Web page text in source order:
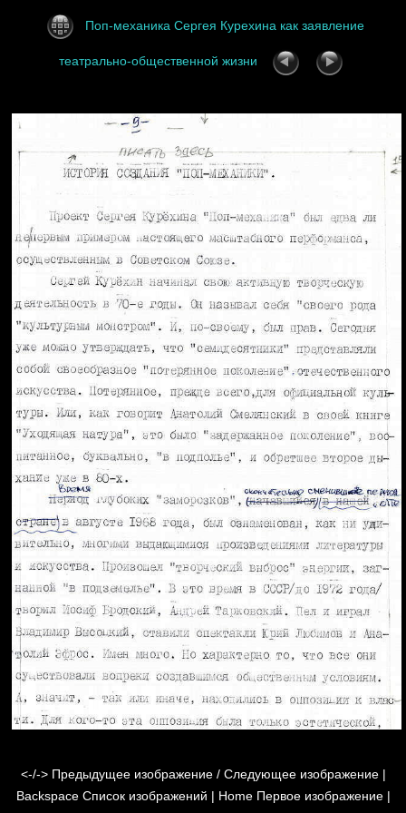
Поп-механика Сергея Курехина как заявление
театрально-общественной жизни
<-/->Предыдущее изображение / Следующее изображение |
BackspaceСписок изображений | HomeПервое изображение |